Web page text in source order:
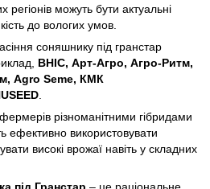
регіонів можуть бути актуальні
до вологих умов.
соняшнику під гранстар
ВНІС, Арт-Агро, Агро-Ритм,
, Agro Seme, КМК
різноманітними гібридами
використовувати
високі врожаї навіть у складних
під Гранстар – це раціональне